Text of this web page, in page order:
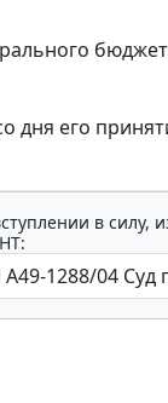
дня его
в силу,